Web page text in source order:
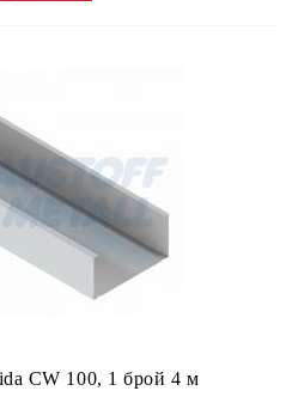
CW 100, 1 брой 4 м